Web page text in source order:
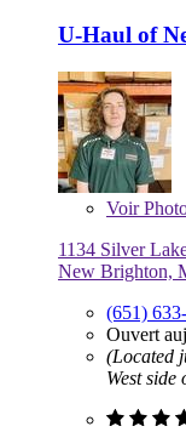
U-Haul of
Voir
1134 Silver
New Brighton,
(651)
Ouvert
(Located
West